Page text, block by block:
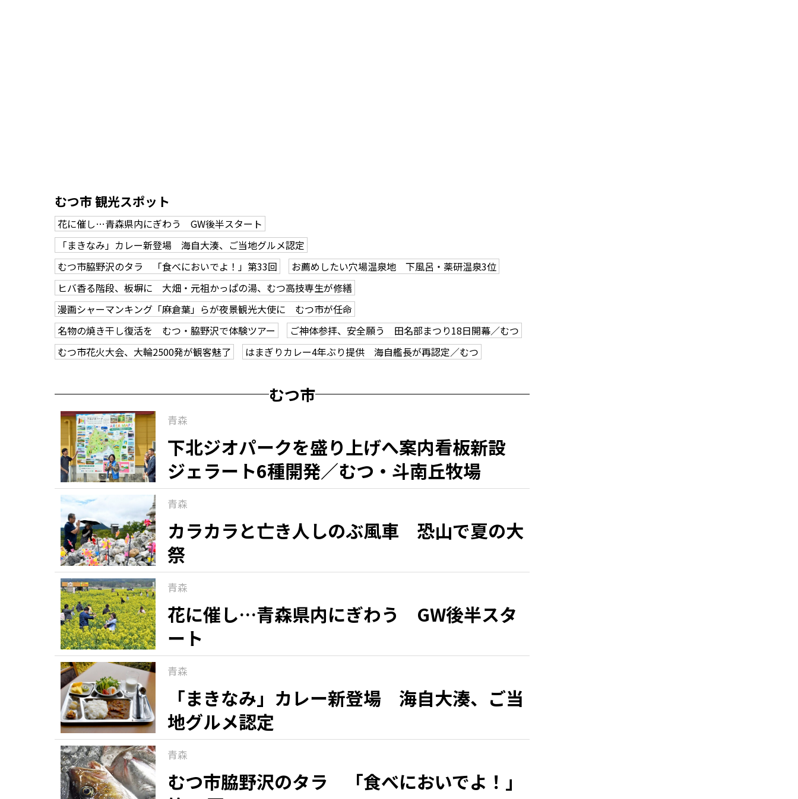
むつ市 観光スポット
花に催し…青森県内にぎわう GW後半スタート
「まきなみ」カレー新登場 海自大湊、ご当地グルメ認定
むつ市脇野沢のタラ 「食べにおいでよ！」第33回
お薦めしたい穴場温泉地 下風呂・薬研温泉3位
ヒバ香る階段、板塀に 大畑・元祖かっぱの湯、むつ高技専生が修繕
漫画シャーマンキング「麻倉葉」らが夜景観光大使に むつ市が任命
名物の焼き干し復活を むつ・脇野沢で体験ツアー
ご神体参拝、安全願う 田名部まつり18日開幕／むつ
むつ市花火大会、大輪2500発が観客魅了
はまぎりカレー4年ぶり提供 海自艦長が再認定／むつ
むつ市
青森
下北ジオパークを盛り上げへ案内看板新設
ジェラート6種開発／むつ・斗南丘牧場
青森
カラカラと亡き人しのぶ風車 恐山で夏の大
祭
青森
花に催し…青森県内にぎわう GW後半スタ
ート
青森
「まきなみ」カレー新登場 海自大湊、ご当
地グルメ認定
青森
むつ市脇野沢のタラ 「食べにおいでよ！」